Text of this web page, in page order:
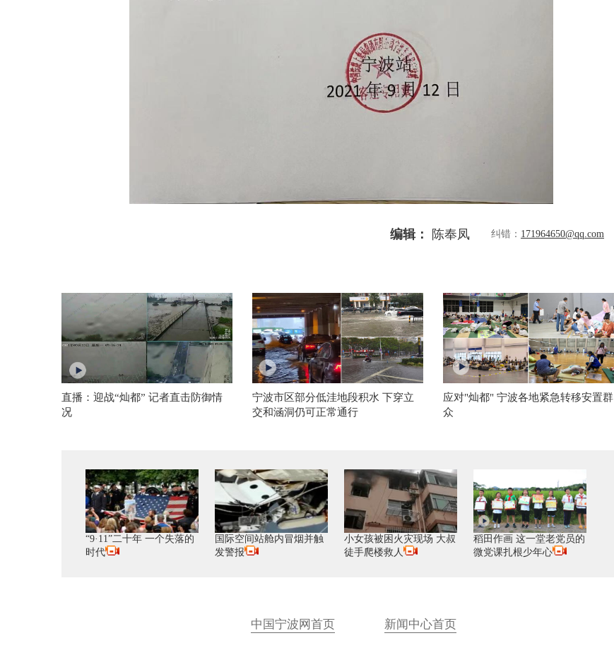
编辑： 陈奉凤 纠错： 171964650@qq.com
直播：迎战“灿都” 记者直击防御情
况
宁波市区部分低洼地段积水 下穿立
交和涵洞仍可正常通行
应对"灿都" 宁波各地紧急转移安置群
众
“9·11”二十年 一个失落的
时代
国际空间站舱内冒烟并触
发警报
小女孩被困火灾现场 大叔
徒手爬楼救人
稻田作画 这一堂老党员的
微党课扎根少年心
中国宁波网首页 新闻中心首页